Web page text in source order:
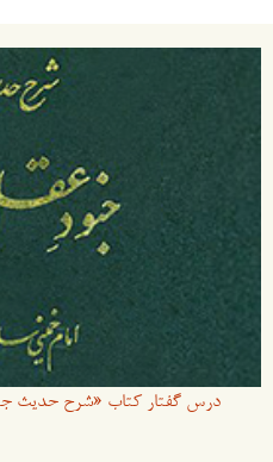
درس گفتار کتاب «شرح حدیث